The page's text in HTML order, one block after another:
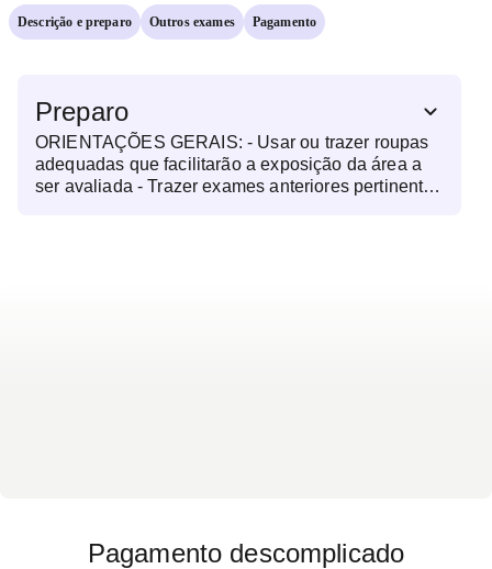
Descrição e preparo Outros exames Pagamento
Preparo
ORIENTAÇÕES GERAIS: - Usar ou trazer roupas
adequadas que facilitarão a exposição da área a
ser avaliada - Trazer exames anteriores pertinentes
Pagamento descomplicado